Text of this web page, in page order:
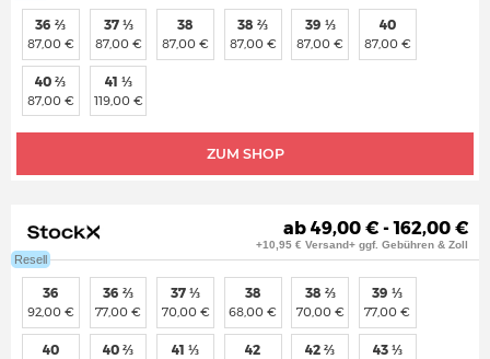
ZUM SHOP
36 ⅔
87,00 €
37 ⅓
87,00 €
38
87,00 €
38 ⅔
87,00 €
39 ⅓
87,00 €
40
87,00 €
40 ⅔
87,00 €
41 ⅓
119,00 €
Resell
ab 49,00 € - 162,00 €
+10,95 € Versand+ ggf. Gebühren & Zoll
36
92,00 €
36 ⅔
77,00 €
37 ⅓
70,00 €
38
68,00 €
38 ⅔
70,00 €
39 ⅓
77,00 €
40 40 ⅔ 41 ⅓ 42 42 ⅔ 43 ⅓